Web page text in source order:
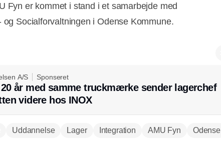
Fyn er kommet i stand i et samarbejde med
Socialforvaltningen i Odense Kommune.
A/S Sponseret
år med samme truckmærke sender lagerchef
videre hos INOX
Uddannelse Lager Integration AMU Fyn Odense